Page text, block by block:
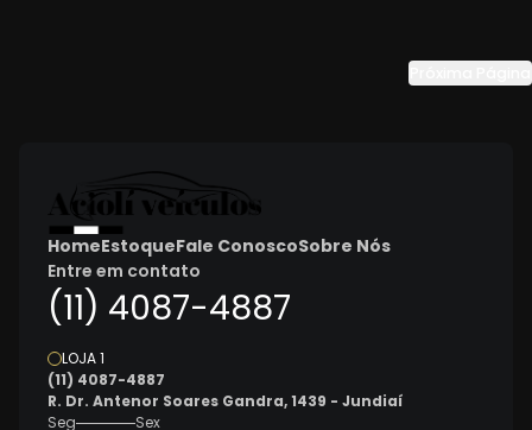
HomeEstoqueFale ConoscoSobre Nós
Entre em contato
(11) 4087-4887
LOJA 1
(11) 4087-4887
R. Dr. Antenor Soares Gandra, 1439 - Jundiaí
Seg
Sex